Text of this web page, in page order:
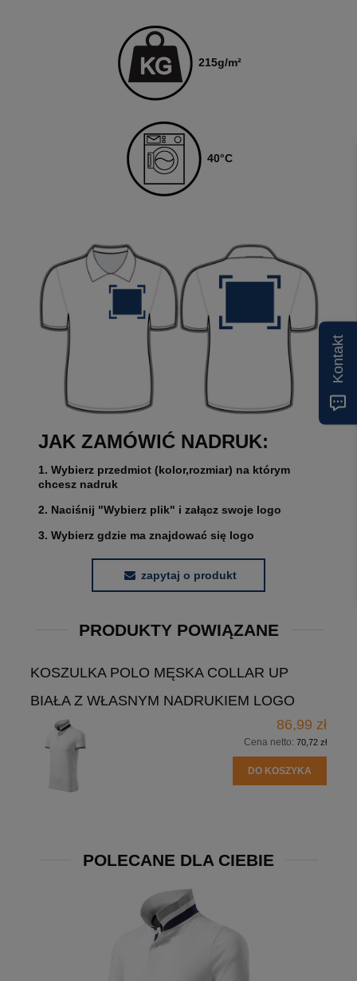
215g/m²
40°C
JAK ZAMÓWIĆ NADRUK:
1. Wybierz przedmiot (kolor,rozmiar) na którym
chcesz nadruk
2. Naciśnij "Wybierz plik" i załącz swoje logo
3. Wybierz gdzie ma znajdować się logo
zapytaj o produkt
PRODUKTY POWIĄZANE
KOSZULKA POLO MĘSKA COLLAR UP
BIAŁA Z WŁASNYM NADRUKIEM LOGO
86,99 zł
Cena netto: 70,72 zł
DO KOSZYKA
POLECANE DLA CIEBIE
Kontakt